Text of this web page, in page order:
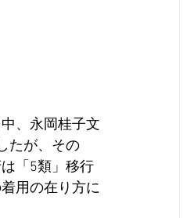
、永岡桂子文
たが、その
「5類」移行
用の在り方に